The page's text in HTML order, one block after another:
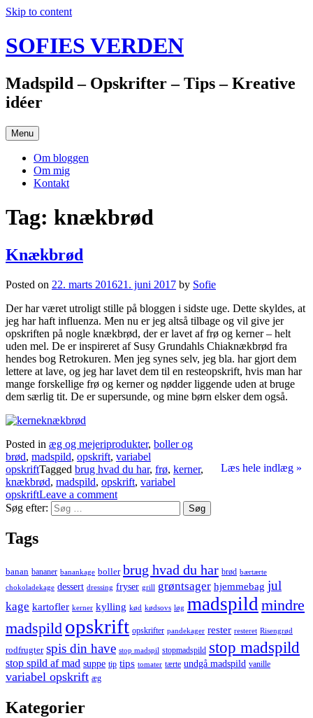
Skip to content
SOFIES VERDEN
Madspild – Opskrifter – Tips – Kreative
idéer
Menu
Om bloggen
Om mig
Kontakt
Tag: knækbrød
Knækbrød
Posted on 22. marts 201621. juni 2017 by Sofie
Der har været utroligt stille på bloggen i sidste uge. Dette skyldes, at
jeg har haft influenza. Men nu er jeg altså tilbage og vil give jer
opskriften på nogle knækbrød, der er lavet af frø og kerner – helt
uden mel. De er inspireret af Susy Grundahls Chiaknækbrød fra
hendes bog Retrokuren. Men jeg synes selv, jeg bla. har gjort dem
lettere at lave, og jeg har lavet dem til en resteopskrift, hvis man har
mange forskellige frø og kerner og nødder liggende uden at bruge
dem særlig tit. De er supersunde, og mine børn elsker dem også.
Læs hele indlæg »
Posted in æg og mejeriprodukter, boller og
brød, madspild, opskrift, variabel
opskriftTagged brug hvad du har, frø, kerner,
knækbrød, madspild, opskrift, variabel
opskriftLeave a comment
Søg efter:
Tags
banan bananer banankage boller brug hvad du har brød bærtærte
chokoladekage dessert dressing fryser grill grøntsager hjemmebag jul
kage kartofler kerner kylling kød kødsovs løg madspildmindre
madspild opskrift opskrifter pandekager rester resteret Risengrød
rodfrugter spis din have stop madspil stopmadspild stop madspild
stop spild af mad suppe tip tips tomater tærte undgå madspild vanille
variabel opskrift æg
Kategorier